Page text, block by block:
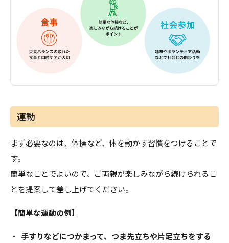
運動
まず必要なのは、体操など、体を動かす習慣をつけることで
す。
簡単なことでよいので、ご両親が楽しみながら続けられるこ
とを提案して差し上げてください。
【簡単な運動の例】
・ 手すりなどにつかまって、つま先立ちや片足立ちをする